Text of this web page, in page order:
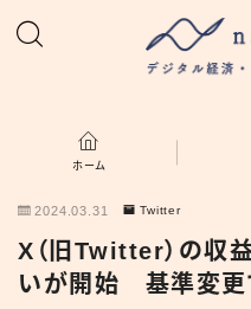
ホーム
新着
ホーム
2024.03.31 Twitter
X（旧Twitter）の収
いが開始 基準変更